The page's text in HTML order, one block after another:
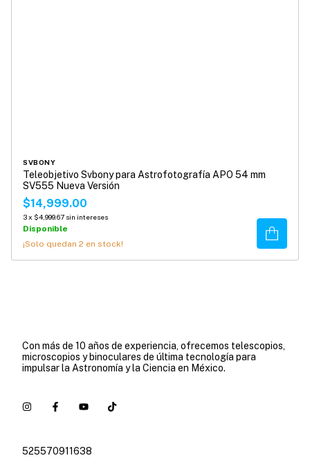
SVBONY
Teleobjetivo Svbony para Astrofotografía APO 54 mm
SV555 Nueva Versión
$14,999.00
3x $4,999.67 sin intereses
Disponible
¡Solo quedan 2 en stock!
Comprar
Con más de 10 años de experiencia, ofrecemos telescopios,
microscopios y binoculares de última tecnología para
impulsar la Astronomía y la Ciencia en México.
525570911638